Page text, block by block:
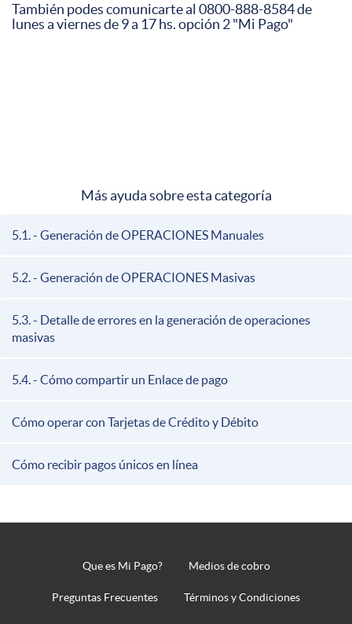
También podes comunicarte al 0800-888-8584 de
lunes a viernes de 9 a 17 hs. opción 2 "Mi Pago"
Más ayuda sobre esta categoría
5.1. - Generación de OPERACIONES Manuales
5.2. - Generación de OPERACIONES Masivas
5.3. - Detalle de errores en la generación de operaciones
masivas
5.4. - Cómo compartir un Enlace de pago
Cómo operar con Tarjetas de Crédito y Débito
Cómo recibir pagos únicos en línea
Que es Mi Pago? Medios de cobro
Preguntas Frecuentes Términos y Condiciones